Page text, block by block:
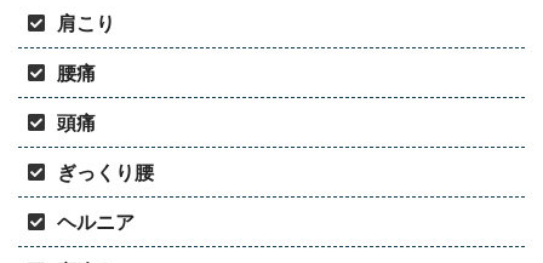
肩こり
腰痛
頭痛
ぎっくり腰
ヘルニア